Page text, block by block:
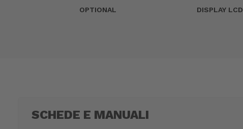
OPTIONAL DISPLAY LCD
SCHEDE E MANUALI